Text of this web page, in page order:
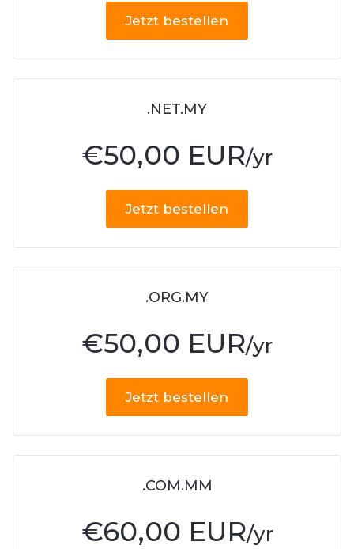
Jetzt bestellen
.NET.MY
€50,00 EUR/yr
Jetzt bestellen
.ORG.MY
€50,00 EUR/yr
Jetzt bestellen
.COM.MM
€60,00 EUR/yr